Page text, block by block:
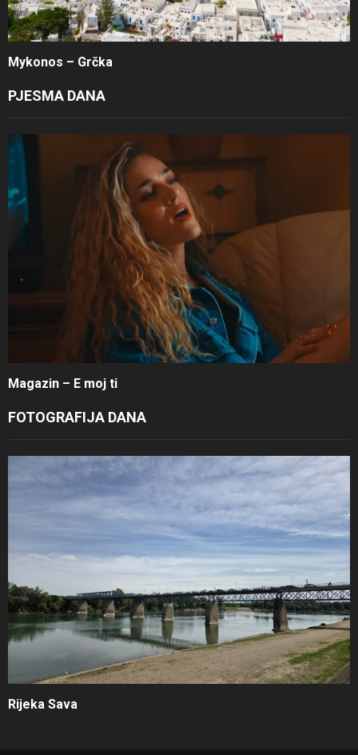
Mykonos – Grčka
PJESMA DANA
Magazin – E moj ti
FOTOGRAFIJA DANA
Rijeka Sava